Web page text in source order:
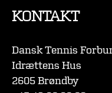
KONTAKT
Dansk Tennis
Idrættens Hus
2605 Brøndby